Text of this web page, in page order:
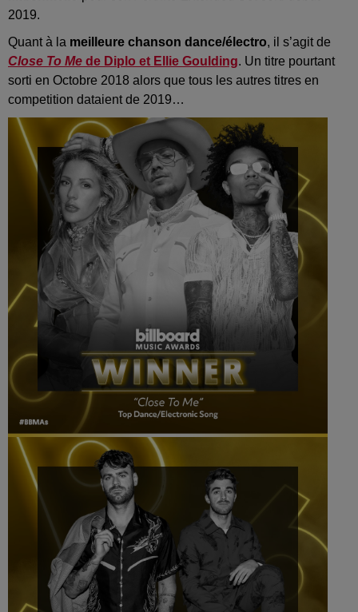
2019.
Quant à la meilleure chanson dance/électro, il s’agit de
Close To Me de Diplo et Ellie Goulding. Un titre pourtant
sorti en Octobre 2018 alors que tous les autres titres en
competition dataient de 2019…